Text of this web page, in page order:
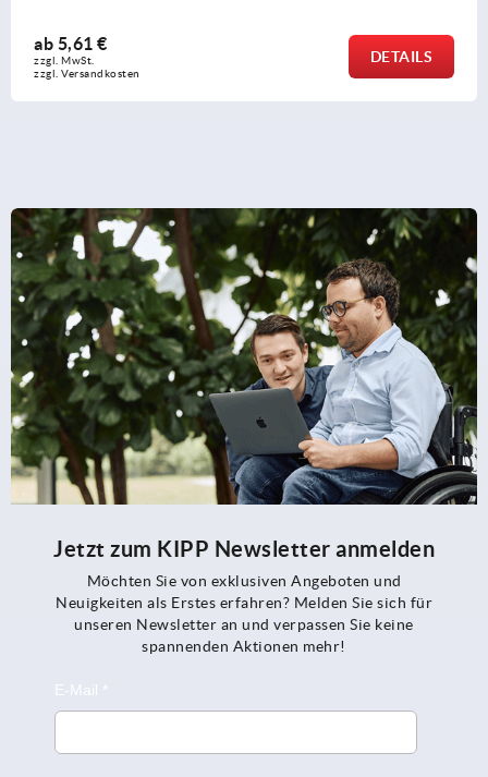
ab 5,61 €
zzgl. MwSt.
zzgl. Versandkosten
DETAILS
Jetzt zum KIPP Newsletter anmelden
Möchten Sie von exklusiven Angeboten und
Neuigkeiten als Erstes erfahren? Melden Sie sich für
unseren Newsletter an und verpassen Sie keine
spannenden Aktionen mehr!